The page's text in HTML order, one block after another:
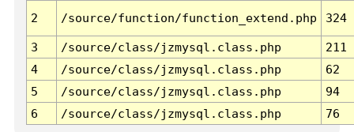
2 /source/function/function_extend.php 324
3 /source/class/jzmysql.class.php
211
4
/source/class/jzmysql.class.php
62
5
/source/class/jzmysql.class.php
94
6
/source/class/jzmysql.class.php 76